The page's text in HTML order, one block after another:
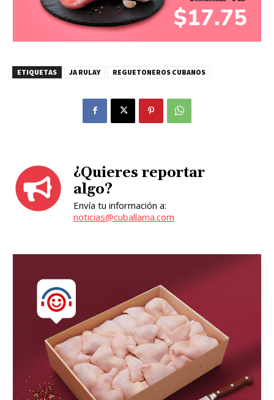
ETIQUETAS JA RULAY REGUETONEROS CUBANOS
¿Quieres reportar
algo?
Envía tu información a:
noticias@cuballama.com